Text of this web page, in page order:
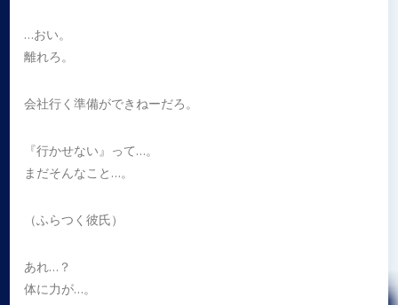
…おい。
離れろ。
会社行く準備ができねーだろ。
『行かせない』って…。
まだそんなこと…。
（ふらつく彼氏）
あれ…？
体に力が…。